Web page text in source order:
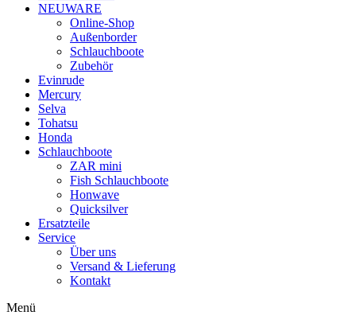
NEUWARE
Online-Shop
Außenborder
Schlauchboote
Zubehör
Evinrude
Mercury
Selva
Tohatsu
Honda
Schlauchboote
ZAR mini
Fish Schlauchboote
Honwave
Quicksilver
Ersatzteile
Service
Über uns
Versand & Lieferung
Kontakt
Menü